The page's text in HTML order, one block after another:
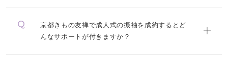
京都きもの友禅で成人式の振袖を成約するとど
んなサポートが付きますか？